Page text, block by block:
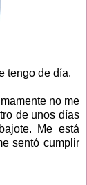
tengo de día.
no me
de unos días
Me está
sentó cumplir